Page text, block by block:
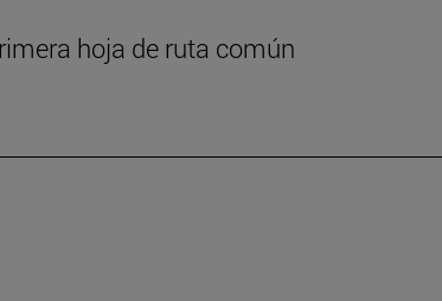
hoja de ruta común